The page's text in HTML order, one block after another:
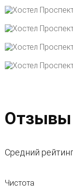
Отзывы
Средний
Чистота